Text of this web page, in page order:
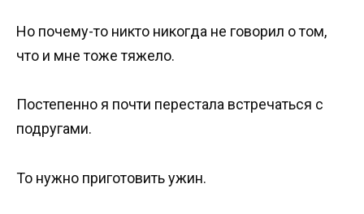
Но почему-то никто никогда не говорил о том,
что и мне тоже тяжело.
Постепенно я почти перестала встречаться с
подругами.
То нужно приготовить ужин.